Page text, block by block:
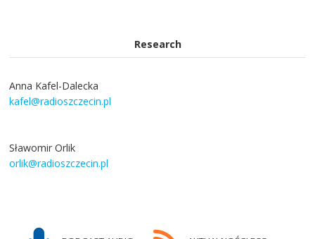
Research
Anna Kafel-Dalecka
kafel@radioszczecin.pl
Sławomir Orlik
orlik@radioszczecin.pl